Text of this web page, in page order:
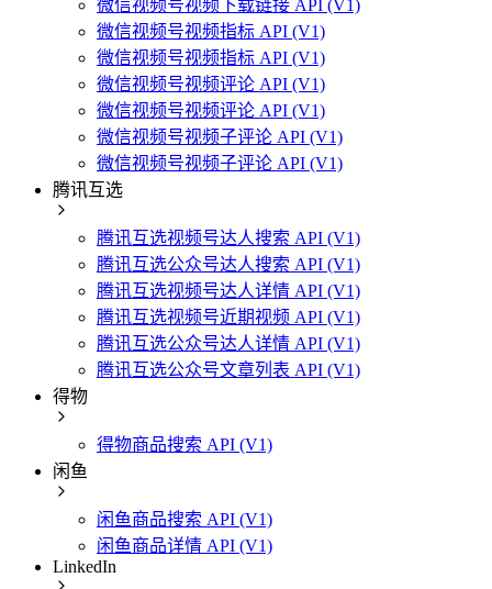
微信视频号视频下载链接 API (V1)
微信视频号视频指标 API (V1)
微信视频号视频指标 API (V1)
微信视频号视频评论 API (V1)
微信视频号视频评论 API (V1)
微信视频号视频子评论 API (V1)
微信视频号视频子评论 API (V1)
腾讯互选
腾讯互选视频号达人搜索 API (V1)
腾讯互选公众号达人搜索 API (V1)
腾讯互选视频号达人详情 API (V1)
腾讯互选视频号近期视频 API (V1)
腾讯互选公众号达人详情 API (V1)
腾讯互选公众号文章列表 API (V1)
得物
得物商品搜索 API (V1)
闲鱼
闲鱼商品搜索 API (V1)
闲鱼商品详情 API (V1)
LinkedIn